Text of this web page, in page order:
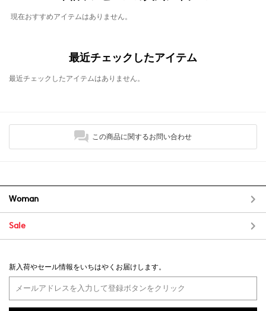
現在おすすめアイテムはありません。
最近チェックしたアイテム
最近チェックしたアイテムはありません。
この商品に関するお問い合わせ
Woman
Sale
新入荷やセール情報をいちはやくお届けします。